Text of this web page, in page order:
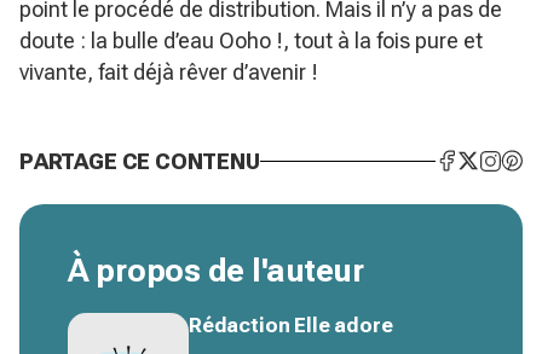
point le procédé de distribution. Mais il n’y a pas de
doute : la bulle d’eau Ooho !, tout à la fois pure et
vivante, fait déjà rêver d’avenir !
PARTAGE CE CONTENU
À propos de l'auteur
Rédaction Elle adore